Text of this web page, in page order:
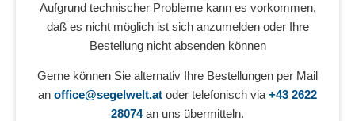
Aufgrund technischer Probleme kann es vorkommen,
daß es nicht möglich ist sich anzumelden oder Ihre
Bestellung nicht absenden können
Gerne können Sie alternativ Ihre Bestellungen per Mail
an office@segelwelt.at oder telefonisch via +43 2622
28074an uns übermitteln.